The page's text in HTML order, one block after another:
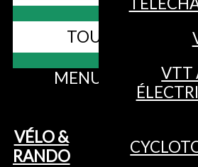
TOUS LES SITES
MENU
VÉLO &
RANDO
VTT